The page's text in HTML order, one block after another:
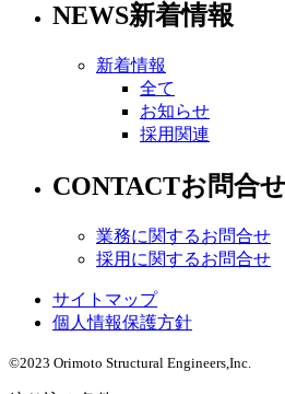
NEWS新着情報
新着情報
全て
お知らせ
採用関連
CONTACTお問合せ
業務に関するお問合せ
採用に関するお問合せ
サイトマップ
個人情報保護方針
©2023 Orimoto Structural Engineers,Inc.